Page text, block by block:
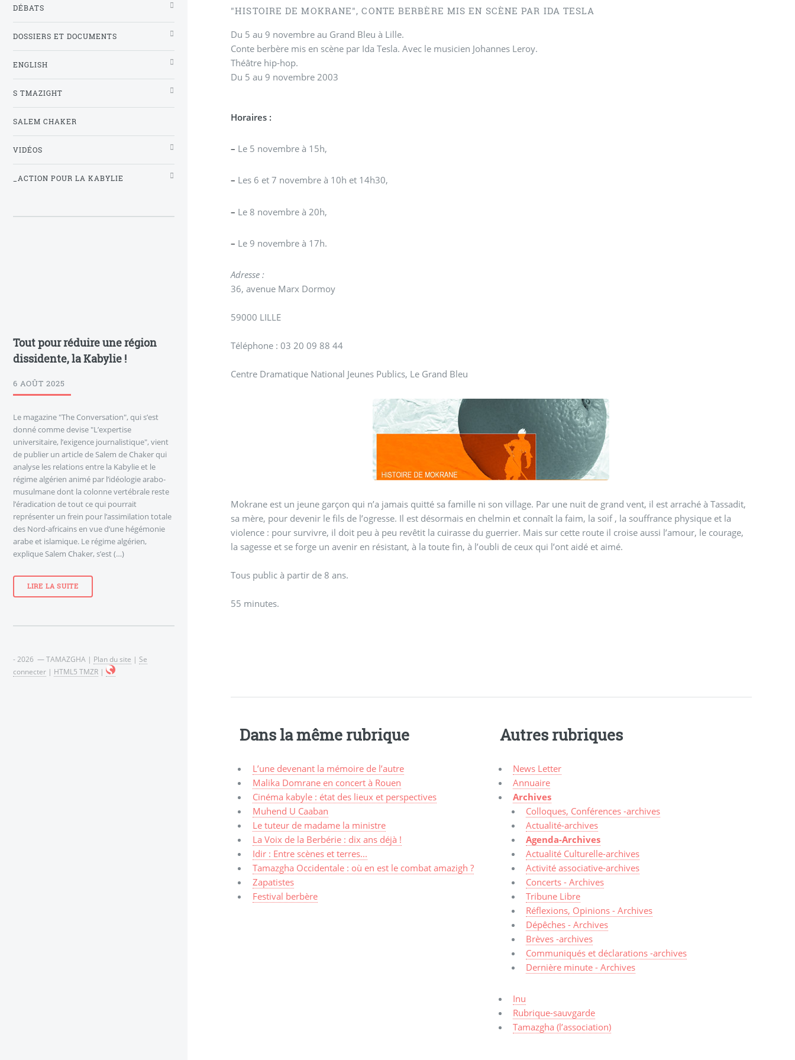
"HISTOIRE DE MOKRANE", CONTE BERBÈRE MIS EN SCÈNE PAR IDA TESLA
Du 5 au 9 novembre au Grand Bleu à Lille.
Conte berbère mis en scène par Ida Tesla. Avec le musicien Johannes Leroy.
Théâtre hip-hop.
Du 5 au 9 novembre 2003
Horaires :
– Le 5 novembre à 15h,
– Les 6 et 7 novembre à 10h et 14h30,
– Le 8 novembre à 20h,
– Le 9 novembre à 17h.
Adresse :
36, avenue Marx Dormoy
59000 LILLE
Téléphone : 03 20 09 88 44
Centre Dramatique National Jeunes Publics, Le Grand Bleu
Mokrane est un jeune garçon qui n’a jamais quitté sa famille ni son village. Par une nuit de grand vent, il est arraché à Tassadit,
sa mère, pour devenir le fils de l’ogresse. Il est désormais en chelmin et connaît la faim, la soif , la souffrance physique et la
violence : pour survivre, il doit peu à peu revêtit la cuirasse du guerrier. Mais sur cette route il croise aussi l’amour, le courage,
la sagesse et se forge un avenir en résistant, à la toute fin, à l’oubli de ceux qui l’ont aidé et aimé.
Tous public à partir de 8 ans.
55 minutes.
Dans la même rubrique
L’une devenant la mémoire de l’autre
Malika Domrane en concert à Rouen
Cinéma kabyle : état des lieux et perspectives
Muhend U Caaban
Le tuteur de madame la ministre
La Voix de la Berbérie : dix ans déjà !
Idir : Entre scènes et terres...
Tamazgha Occidentale : où en est le combat amazigh ?
Zapatistes
Festival berbère
Autres rubriques
News Letter
Annuaire
Archives
Colloques, Conférences -archives
Actualité-archives
Agenda-Archives
Actualité Culturelle-archives
Activité associative-archives
Concerts - Archives
Tribune Libre
Réflexions, Opinions - Archives
Dépêches - Archives
Brèves -archives
Communiqués et déclarations -archives
Dernière minute - Archives
Inu
Rubrique-sauvgarde
Tamazgha (l’association)
DÉBATS
DOSSIERS ET DOCUMENTS
ENGLISH
S TMAZIGHT
SALEM CHAKER
VIDÉOS
_ACTION POUR LA KABYLIE
Tout pour réduire une région
dissidente, la Kabylie !
6 AOÛT 2025
Le magazine "The Conversation", qui s’est
donné comme devise "L’expertise
universitaire, l’exigence journalistique", vient
de publier un article de Salem de Chaker qui
analyse les relations entre la Kabylie et le
régime algérien animé par l’idéologie arabo-
musulmane dont la colonne vertébrale reste
l’éradication de tout ce qui pourrait
représenter un frein pour l’assimilation totale
des Nord-africains en vue d’une hégémonie
arabe et islamique. Le régime algérien,
explique Salem Chaker, s’est (…)
LIRE LA SUITE
- 2026 — TAMAZGHA | Plan du site | Se
connecter | HTML5 TMZR |